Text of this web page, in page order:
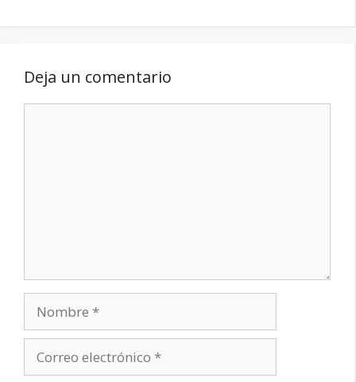
Deja un comentario
electrónico